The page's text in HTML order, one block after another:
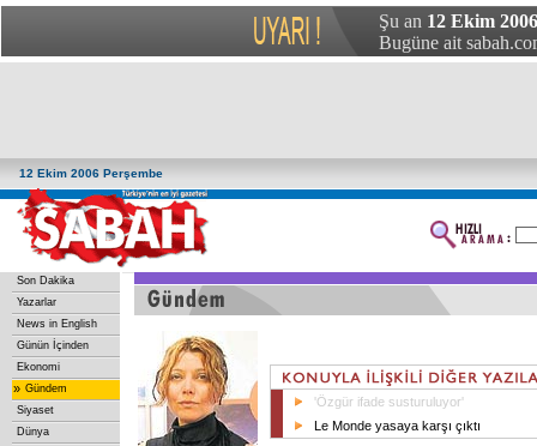
Şu an 12 Ekim
Bugüne ait
12 Ekim 2006 Perşembe
Son Dakika
Yazarlar
News in English
Günün İçinden
Ekonomi
» Gündem
Siyaset
Dünya
'Özgür ifade susturuluyor'
Le Monde yasaya karşı çıktı